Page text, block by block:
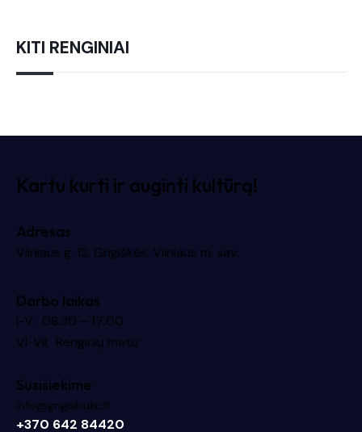
KITI RENGINIAI
Kartu kurti ir auginti kultūrą!
Adresas
Vilniaus g. 12, Grigiškės, Vilniaus m. sav.
Darbo laikas
I-V: 08:30 – 17:00
VI-VII: Renginių metu
Susisiekime
info@grigiskiukc.lt
+370 642 84420